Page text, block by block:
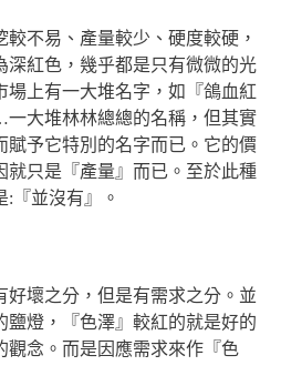
不易、產量較少、硬度較硬，
深紅色，幾乎都是只有微微的光
場上有一大堆名字，如『鴿血紅
大堆林林總總的名稱，但其實
賦予它特別的名字而已。它的價
就只是『產量』而已。至於此種
『並沒有』。
壞之分，但是有需求之分。並
鹽燈，『色澤』較紅的就是好的
觀念。而是因應需求來作『色